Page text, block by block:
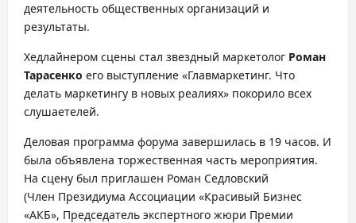
деятельность общественных организаций и
результаты.
Хедлайнером сцены стал звездный маркетолог Роман
Тарасенко его выступление «Главмаркетинг. Что
делать маркетингу в новых реалиях» покорило всех
слушаетелей.
Деловая программа форума завершилась в 19 часов. И
была объявлена торжественная часть мероприятия.
На сцену был приглашен Роман Седловский
(Член Президиума Ассоциации «Красивый Бизнес
«АКБ», Председатель экспертного жюри Премии